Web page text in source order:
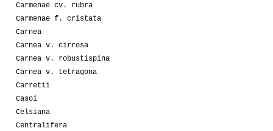
Carmenae cv. rubra
Carmenae f. cristata
Carnea
Carnea v. cirrosa
Carnea v. robustispina
Carnea v. tetragona
Carretii
Casoi
Celsiana
Centralifera